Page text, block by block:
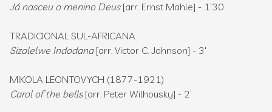
Já nasceu o menino Deus[arr. Ernst Mahle] - 1’30
TRADICIONAL SUL-AFRICANA
Sizalelwe Indodana[arr. Victor C. Johnson] - 3'
MIKOLA LEONTOVYCH (1877-1921)
Carol of the bells[arr. Peter Wilhousky] - 2’